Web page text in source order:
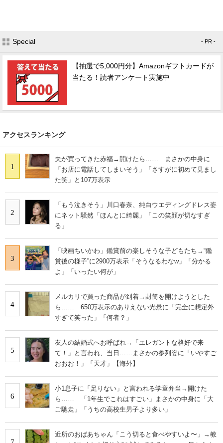
Special - PR -
【抽選で5,000円分】Amazonギフトカードが
当たる！読者アンケート実施中
アクセスランキング
1
夫が買ってきた赤福→開けたら…… まさかの中身に
「お店に電話してしまいそう」「さすがに初めて見まし
た笑」と107万表示
2
「もう泣きそう」川口春奈、純白ウエディングドレス姿
にネット騒然「ほんとに綺麗」「この笑顔が切なすぎ
る」
3
「映画ちいかわ」鑑賞前の楽しそうな子どもたち→“鑑
賞後の様子”に2900万表示「そうなるわなw」「分かる
よ」「いったい何が」
4
メルカリで買った商品が到着→封筒を開けようとした
ら…… 650万表示のありえない光景に「完全に想定外
すぎて笑った」「何者？」
5
友人の結婚式へお呼ばれ→「エレガントな格好で来
て！」と言われ、当日……まさかの参列姿に「いやすご
おおお！」「天才」【海外】
6
小1息子に「足りない」と言われる学童弁当→開けた
ら…… 「1年生でこれはすごい」まさかの中身に「大
ご馳走」「うちの高校生男子より多い」
近所のおばあちゃん「こう切ると食べやすいよ〜」→教